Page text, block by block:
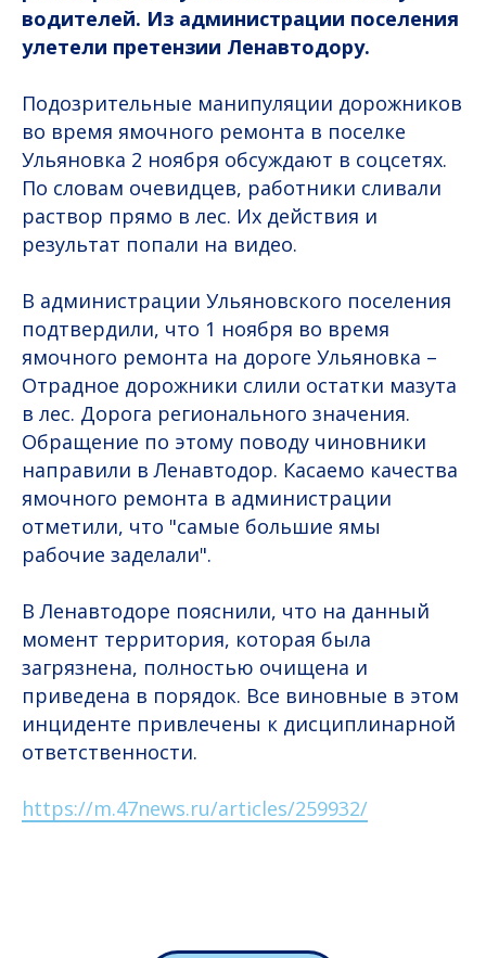
водителей. Из администрации поселения
улетели претензии Ленавтодору.
Подозрительные манипуляции дорожников
во время ямочного ремонта в поселке
Ульяновка 2 ноября обсуждают в соцсетях.
По словам очевидцев, работники сливали
раствор прямо в лес. Их действия и
результат попали на видео.
В администрации Ульяновского поселения
подтвердили, что 1 ноября во время
ямочного ремонта на дороге Ульяновка –
Отрадное дорожники слили остатки мазута
в лес. Дорога регионального значения.
Обращение по этому поводу чиновники
направили в Ленавтодор. Касаемо качества
ямочного ремонта в администрации
отметили, что "самые большие ямы
рабочие заделали".
В Ленавтодоре пояснили, что на данный
момент территория, которая была
загрязнена, полностью очищена и
приведена в порядок. Все виновные в этом
инциденте привлечены к дисциплинарной
ответственности.
https://m.47news.ru/articles/259932/